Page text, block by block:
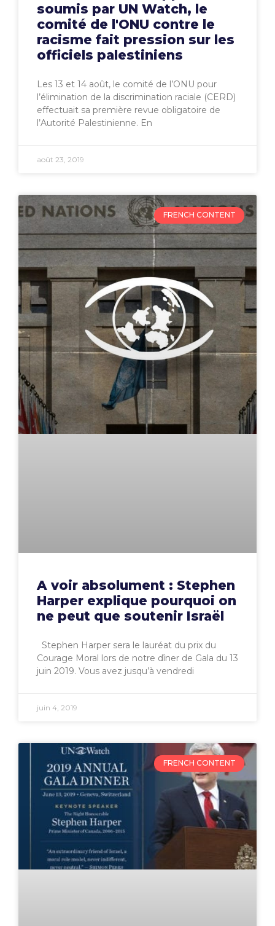
soumis par UN Watch, le
comité de l'ONU contre le
racisme fait pression sur les
officiels palestiniens
Les 13 et 14 août, le comité de l’ONU pour
l’élimination de la discrimination raciale (CERD)
effectuait sa première revue obligatoire de
l’Autorité Palestinienne. En
août 23, 2019
FRENCH CONTENT
A voir absolument : Stephen
Harper explique pourquoi on
ne peut que soutenir Israël
Stephen Harper sera le lauréat du prix du
Courage Moral lors de notre dîner de Gala du 13
juin 2019. Vous avez jusqu’à vendredi
juin 4, 2019
FRENCH CONTENT